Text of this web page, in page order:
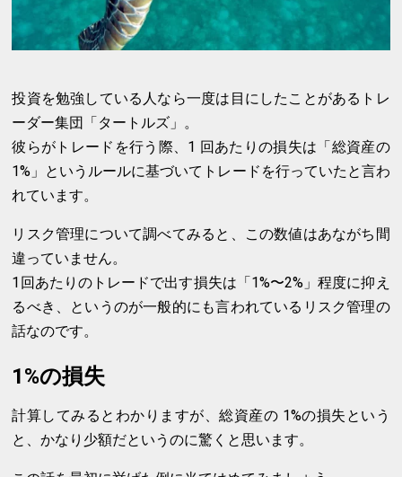
投資を勉強している人なら一度は目にしたことがあるトレ
ーダー集団「タートルズ」。
彼らがトレードを行う際、1 回あたりの損失は「総資産の
1%」というルールに基づいてトレードを行っていたと言わ
れています。
リスク管理について調べてみると、この数値はあながち間
違っていません。
1回あたりのトレードで出す損失は「1%〜2%」程度に抑え
るべき、というのが一般的にも言われているリスク管理の
話なのです。
1%の損失
計算してみるとわかりますが、総資産の 1%の損失という
と、かなり少額だというのに驚くと思います。